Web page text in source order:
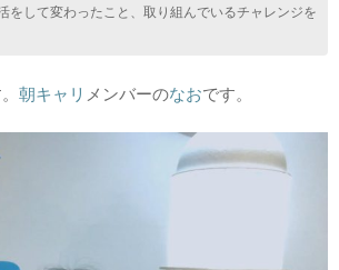
をして変わったこと、取り組んでいるチャレンジを
朝キャリ メンバーのなおです。